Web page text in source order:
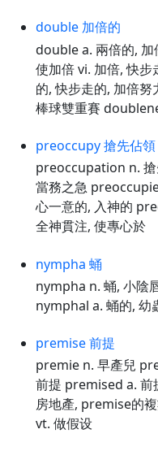
double 加倍的
double a. 兩倍的, 加
使加倍 vi. 加倍, 快
的, 快步走的, 加倍
棒球雙重賽
preoccupy 搶先佔領
preoccupation n. 搶
當務之急
心一意的, 入神的
全神貫注, 使專心於
nympha 蛹
nympha n. 蛹, 小陰
nymphal a. 蛹的, 幼
premise 前提
premie n. 早產兒
前提 premised a. 前
房地產, premise的
vt. 做假设